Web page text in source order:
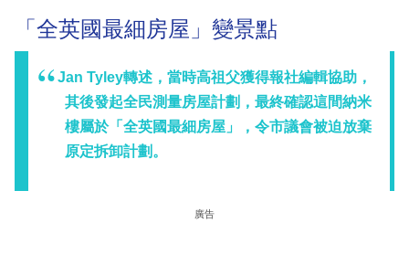
「全英國最細房屋」變景點
Jan Tyley轉述，當時高祖父獲得報社編輯協助，
其後發起全民測量房屋計劃，最終確認這間納米
樓屬於「全英國最細房屋」，令市議會被迫放棄
原定拆卸計劃。
廣告